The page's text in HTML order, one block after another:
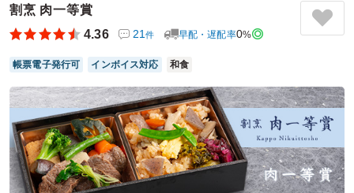
も大きく一瞬頼んだ個数を間違えたかと思うほどでドキドキ
しました（間違っていなかったです）。容器が紙なので捨て
やすいのは良い点だなと思いました。
ご利用シーン：イベント運営›
イベントスタッフ
参加者の年齢：40代～50代男女比：男性多め
東京都中央区日本橋2026/05/25
生姜焼き定食専門店 元気が出る食堂の口コミをもっと見る
割烹 肉一等賞
4.36
21件 早配・遅配率0%
帳票電子発行可 インボイス対応 和食